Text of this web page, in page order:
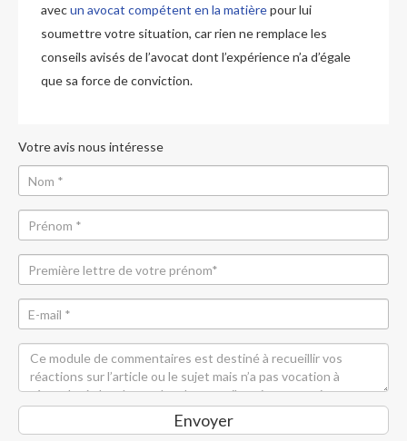
avecun avocat compétent en la matièrepour lui
soumettre votre situation, car rien ne remplace les
conseils avisés de l’avocat dont l’expérience n’a d’égale
que sa force de conviction.
Votre avis nous intéresse
Envoyer